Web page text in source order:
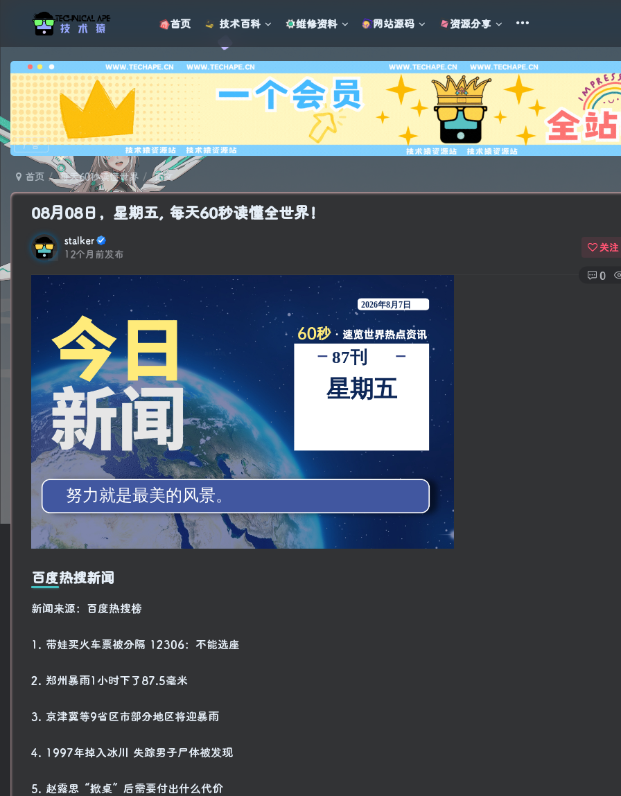
首页 技术百科 维修资料 网站源码 资源分享
广告
首页 每天60秒读懂世界 正文
08月08日，星期五, 每天60秒读懂全世界！
stalker
12个月前发布
关注
0
百度热搜新闻
新闻来源：百度热搜榜
1. 带娃买火车票被分隔 12306：不能选座
2. 郑州暴雨1小时下了87.5毫米
3. 京津冀等9省区市部分地区将迎暴雨
4. 1997年掉入冰川 失踪男子尸体被发现
5. 赵露思“掀桌”后需要付出什么代价